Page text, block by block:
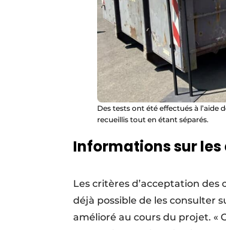
Des tests ont été effectués à
recueillis tout en étant séparés.
Informations sur
Les critères d’acceptation
déjà possible de les consulter
amélioré au cours du projet. «